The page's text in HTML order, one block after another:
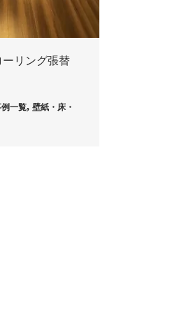
リング張替
一覧, 壁紙・床・